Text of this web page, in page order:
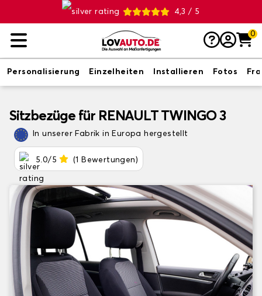
4,3 / 5
0
Personalisierung Einzelheiten Installieren Fotos
Sitzbezüge für RENAULT TWINGO 3
In unserer Fabrik in Europa hergestellt
5.0/5 (1 Bewertungen)